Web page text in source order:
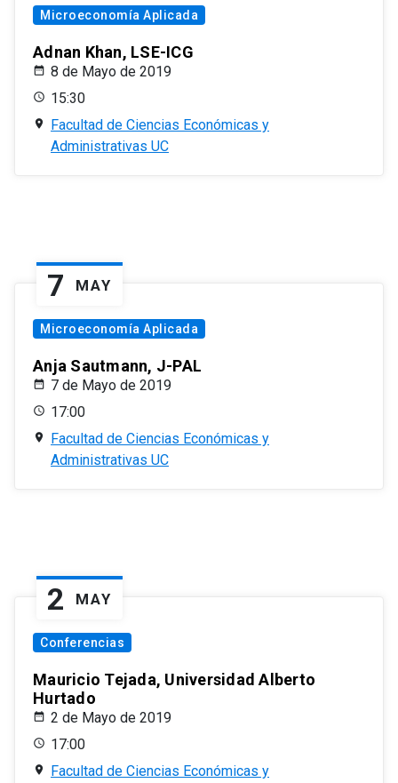
Microeconomía Aplicada
Adnan Khan, LSE-ICG
8 de Mayo de 2019
15:30
Facultad de Ciencias Económicas y
Administrativas UC
7 MAY
Microeconomía Aplicada
Anja Sautmann, J-PAL
7 de Mayo de 2019
17:00
Facultad de Ciencias Económicas y
Administrativas UC
2 MAY
Conferencias
Mauricio Tejada, Universidad Alberto
Hurtado
2 de Mayo de 2019
17:00
Facultad de Ciencias Económicas y